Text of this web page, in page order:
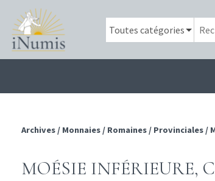
Archives / Monnaies / Romaines / Provinciales /
MOÉSIE INFÉRIEURE,